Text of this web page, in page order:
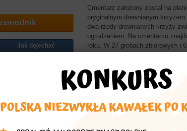
Cmentarz założony został na
oryginalnym drewnianym
dwa rzędy drewnianych krzyży
ogrodzeniem. Na cmentarzu
roku. W 27 grobach zbiorowych i
Zaproponował:sanka
Więcej znajdziesz w Polska
Jak dojechać